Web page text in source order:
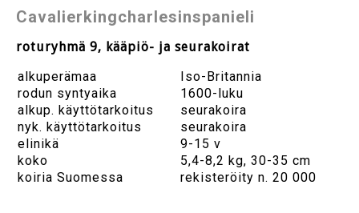
Cavalierkingcharlesinspanieli
roturyhmä 9, kääpiö- ja seurakoirat
alkuperämaa
Iso-Britannia
rodun syntyaika
1600-luku
alkup. käyttötarkoitus
seurakoira
nyk. käyttötarkoitus
seurakoira
elinikä
9-15 v
koko
5,4-8,2 kg, 30-35 cm
koiria Suomessa
rekisteröity n. 20 000